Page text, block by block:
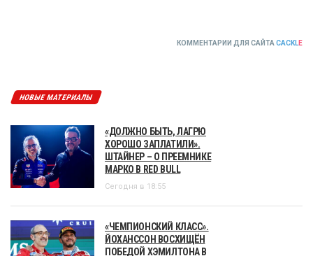
КОММЕНТАРИИ ДЛЯ САЙТА CACKLE
НОВЫЕ МАТЕРИАЛЫ
«ДОЛЖНО БЫТЬ, ЛАГРЮ
ХОРОШО ЗАПЛАТИЛИ».
ШТАЙНЕР – О ПРЕЕМНИКЕ
МАРКО В RED BULL
Сегодня в 18:55
«ЧЕМПИОНСКИЙ КЛАСС».
ЙОХАНССОН ВОСХИЩЁН
ПОБЕДОЙ ХЭМИЛТОНА В